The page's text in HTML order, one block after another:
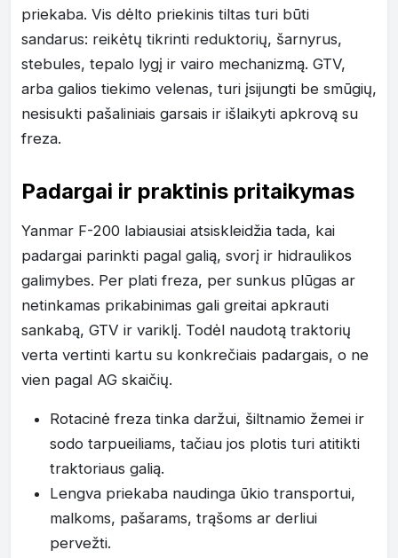
priekaba. Vis dėlto priekinis tiltas turi būti
sandarus: reikėtų tikrinti reduktorių, šarnyrus,
stebules, tepalo lygį ir vairo mechanizmą. GTV,
arba galios tiekimo velenas, turi įsijungti be smūgių,
nesisukti pašaliniais garsais ir išlaikyti apkrovą su
freza.
Padargai ir praktinis pritaikymas
Yanmar F-200 labiausiai atsiskleidžia tada, kai
padargai parinkti pagal galią, svorį ir hidraulikos
galimybes. Per plati freza, per sunkus plūgas ar
netinkamas prikabinimas gali greitai apkrauti
sankabą, GTV ir variklį. Todėl naudotą traktorių
verta vertinti kartu su konkrečiais padargais, o ne
vien pagal AG skaičių.
Rotacinė freza tinka daržui, šiltnamio žemei ir
sodo tarpueiliams, tačiau jos plotis turi atitikti
traktoriaus galią.
Lengva priekaba naudinga ūkio transportui,
malkoms, pašarams, trąšoms ar derliui
pervežti.